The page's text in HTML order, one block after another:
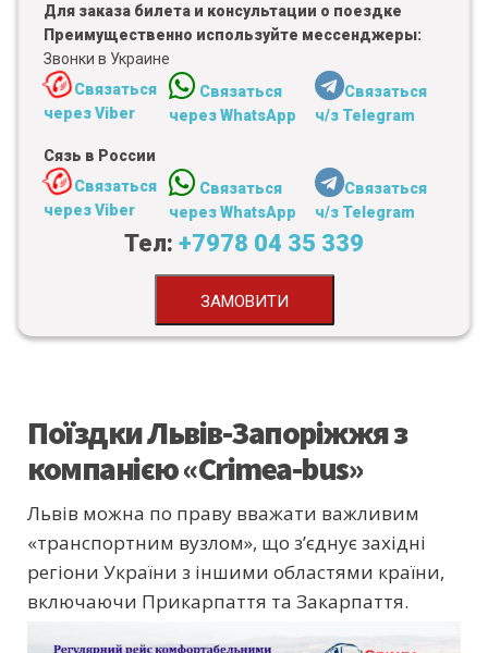
Для заказа билета и консультации о поездке
Преимущественно используйте мессенджеры:
Звонки в Украине
Связаться
через Viber
Связаться
через WhatsApp
Связаться
ч/з Telegram
Сязь в России
Связаться
через Viber
Связаться
через WhatsApp
Связаться
ч/з Telegram
Тел: +7978 04 35 339
ЗАМОВИТИ
Поїздки Львів-Запоріжжя з
компанією «Crimea-bus»
Львів можна по праву вважати важливим
«транспортним вузлом», що з’єднує західні
регіони України з іншими областями країни,
включаючи Прикарпаття та Закарпаття.